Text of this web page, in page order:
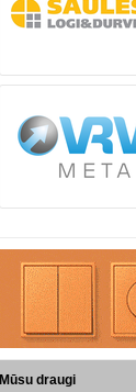
Mūsu draugi